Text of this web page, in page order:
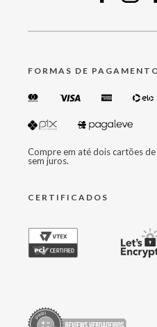
FORMAS DE
Compre em até dois cartões
sem juros.
CERTIFICADOS